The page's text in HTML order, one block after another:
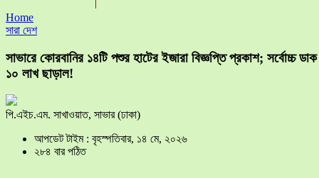
Home
সারা দেশ
সাভারে কোরবানির ১৪টি পশুর হাটের ইজারা বিজ্ঞপ্তি প্রকাশ; সর্বোচ্চ ডাক
১০ লাখ ছাড়াল!
পি.এইচ.এম. সাখাওয়াত, সাভার (ঢাকা)
আপডেট টাইম : বৃহস্পতিবার, ১৪ মে, ২০২৬
২৮৪ বার পঠিত